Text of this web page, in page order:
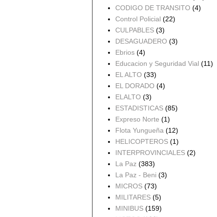
CODIGO DE TRANSITO (4)
Control Policial (22)
CULPABLES (3)
DESAGUADERO (3)
Ebrios (4)
Educacion y Seguridad Vial (11)
EL ALTO (33)
EL DORADO (4)
ELALTO (3)
ESTADISTICAS (85)
Expreso Norte (1)
Flota Yungueña (12)
HELICOPTEROS (1)
INTERPROVINCIALES (2)
La Paz (383)
La Paz - Beni (3)
MICROS (73)
MILITARES (5)
MINIBUS (159)